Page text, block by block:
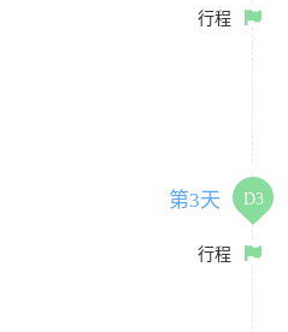
行程
第3天 D3
行程